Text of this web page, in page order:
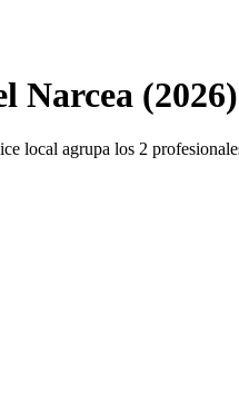
Narcea (2026)
local agrupa los 2